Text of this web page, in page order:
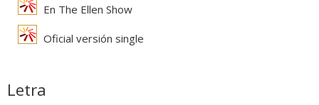
En The Ellen Show
Oficial versión single
Letra